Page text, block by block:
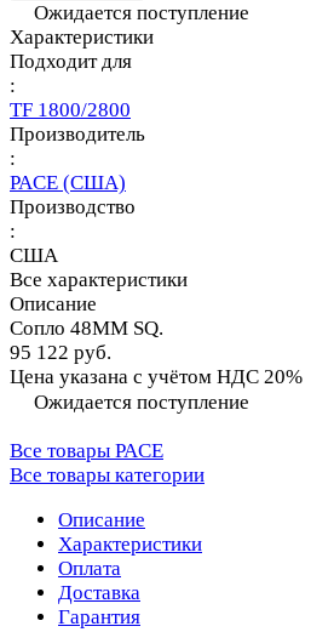
Ожидается поступление
Характеристики
Подходит для
:
TF 1800/2800
Производитель
:
PACE (США)
Производство
:
США
Все характеристики
Описание
Сопло 48MM SQ.
95 122 руб.
Цена указана с учётом НДС 20%
Ожидается поступление
Все товары PACE
Все товары категории
Описание
Характеристики
Оплата
Доставка
Гарантия